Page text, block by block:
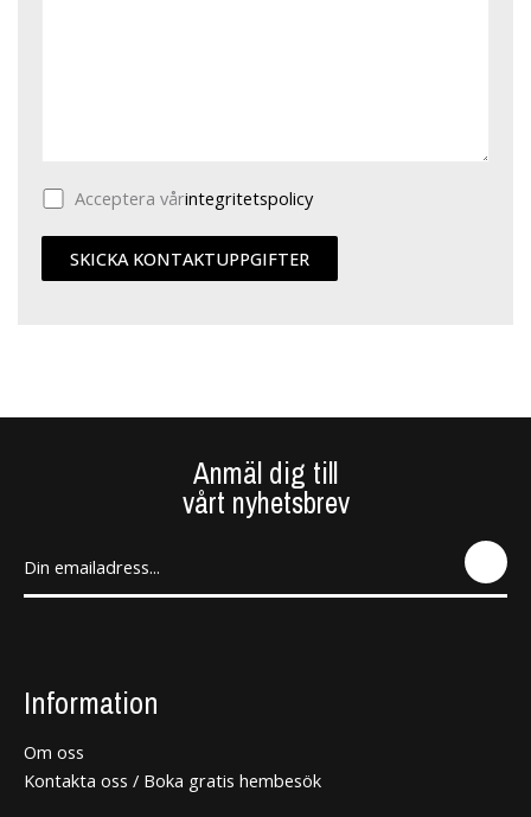
Acceptera vårintegritetspolicy
Anmäl dig till
vårt nyhetsbrev
SEN
Information
Om oss
Kontakta oss / Boka gratis hembesök